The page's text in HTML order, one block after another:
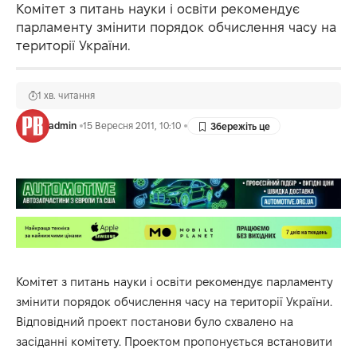
Комітет з питань науки і освіти рекомендує
парламенту змінити порядок обчислення часу на
території України.
admin 15 Вересня 2011, 10:10
1 хв. читання
Комітет з питань науки і освіти рекомендує парламенту
змінити порядок обчислення часу на території України.
Відповідний проект постанови було схвалено на
засіданні комітету. Проектом пропонується встановити